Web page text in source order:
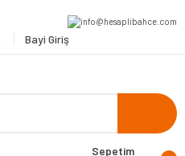
Bayi Giriş
Sepetim